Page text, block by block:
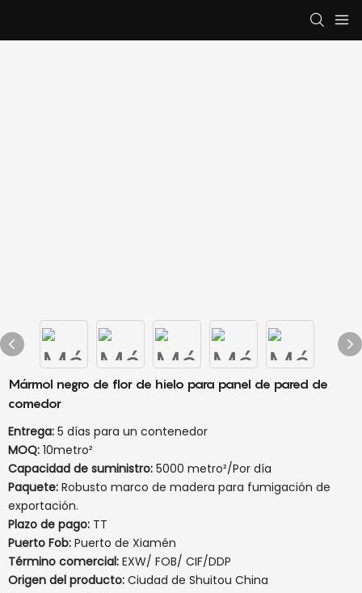
Mármol negro de flor de hielo para panel de pared de
comedor
Entrega: 5 días para un contenedor
MOQ: 10metro²
Capacidad de suministro: 5000 metro²/Por día
Paquete: Robusto marco de madera para fumigación de
exportación.
Plazo de pago: TT
Puerto Fob: Puerto de Xiamén
Término comercial: EXW/ FOB/ CIF/DDP
Origen del producto: Ciudad de Shuitou China